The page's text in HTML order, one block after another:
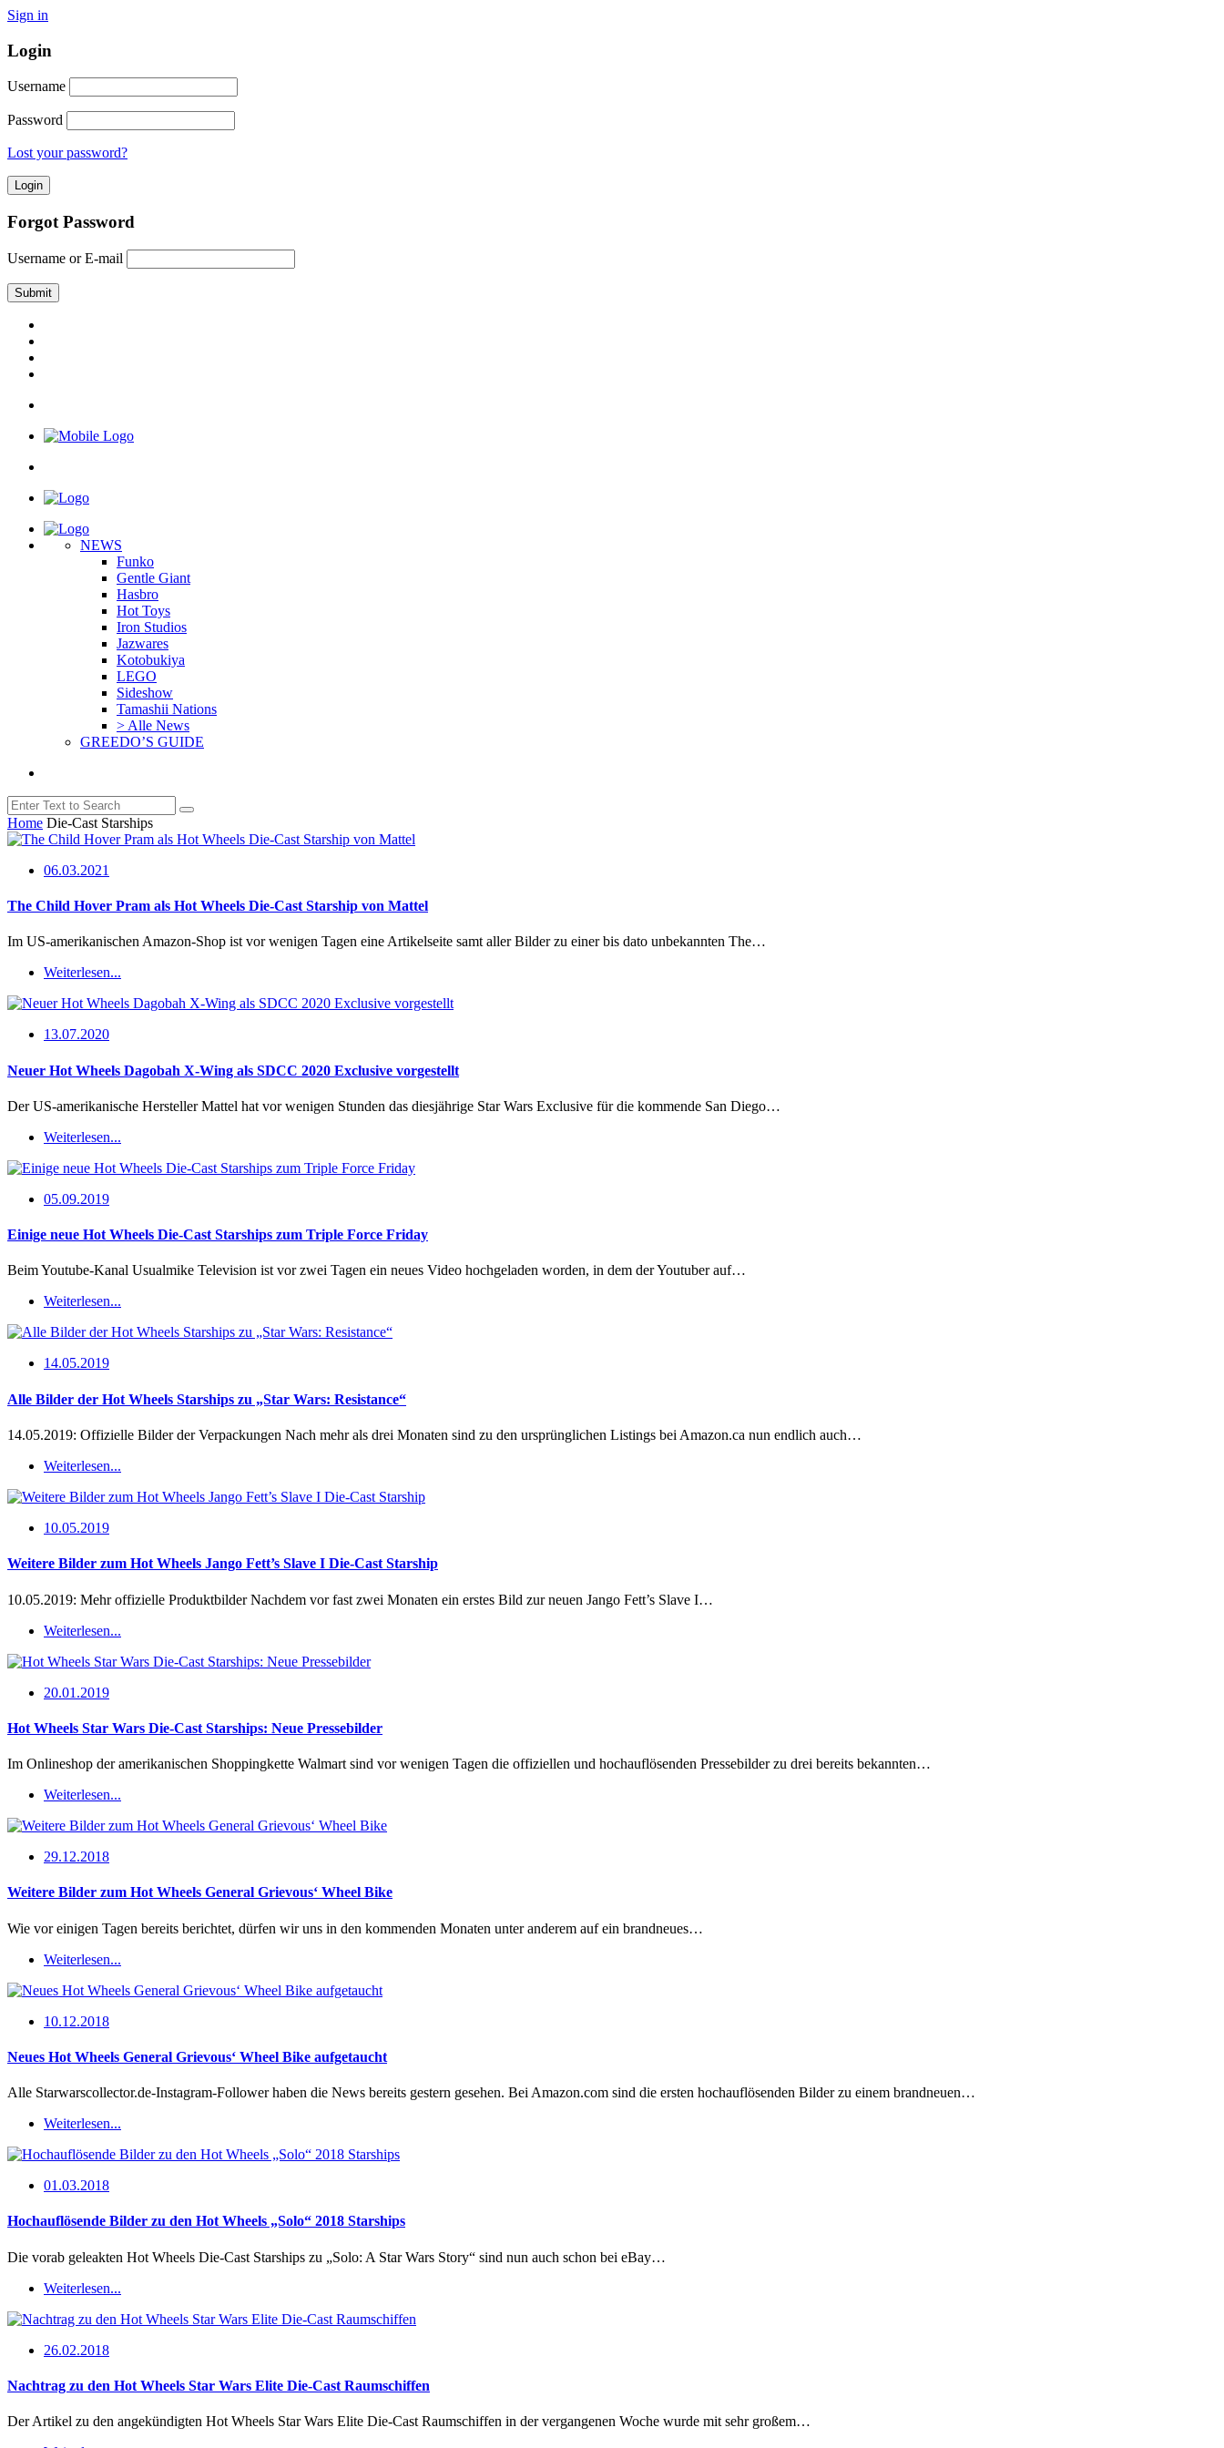
Sign in
Login
Username
Password
Lost your password?
Forgot Password
Username or E-mail
NEWS
Funko
Gentle Giant
Hasbro
Hot Toys
Iron Studios
Jazwares
Kotobukiya
LEGO
Sideshow
Tamashii Nations
> Alle News
GREEDO’S GUIDE
Home Die-Cast Starships
06.03.2021
The Child Hover Pram als Hot Wheels Die-Cast Starship von Mattel
Im US-amerikanischen Amazon-Shop ist vor wenigen Tagen eine Artikelseite samt aller Bilder zu einer bis dato unbekannten The…
Weiterlesen...
13.07.2020
Neuer Hot Wheels Dagobah X-Wing als SDCC 2020 Exclusive vorgestellt
Der US-amerikanische Hersteller Mattel hat vor wenigen Stunden das diesjährige Star Wars Exclusive für die kommende San Diego…
Weiterlesen...
05.09.2019
Einige neue Hot Wheels Die-Cast Starships zum Triple Force Friday
Beim Youtube-Kanal Usualmike Television ist vor zwei Tagen ein neues Video hochgeladen worden, in dem der Youtuber auf…
Weiterlesen...
14.05.2019
Alle Bilder der Hot Wheels Starships zu „Star Wars: Resistance“
14.05.2019: Offizielle Bilder der Verpackungen Nach mehr als drei Monaten sind zu den ursprünglichen Listings bei Amazon.ca nun endlich auch…
Weiterlesen...
10.05.2019
Weitere Bilder zum Hot Wheels Jango Fett’s Slave I Die-Cast Starship
10.05.2019: Mehr offizielle Produktbilder Nachdem vor fast zwei Monaten ein erstes Bild zur neuen Jango Fett’s Slave I…
Weiterlesen...
20.01.2019
Hot Wheels Star Wars Die-Cast Starships: Neue Pressebilder
Im Onlineshop der amerikanischen Shoppingkette Walmart sind vor wenigen Tagen die offiziellen und hochauflösenden Pressebilder zu drei bereits bekannten…
Weiterlesen...
29.12.2018
Weitere Bilder zum Hot Wheels General Grievous‘ Wheel Bike
Wie vor einigen Tagen bereits berichtet, dürfen wir uns in den kommenden Monaten unter anderem auf ein brandneues…
Weiterlesen...
10.12.2018
Neues Hot Wheels General Grievous‘ Wheel Bike aufgetaucht
Alle Starwarscollector.de-Instagram-Follower haben die News bereits gestern gesehen. Bei Amazon.com sind die ersten hochauflösenden Bilder zu einem brandneuen…
Weiterlesen...
01.03.2018
Hochauflösende Bilder zu den Hot Wheels „Solo“ 2018 Starships
Die vorab geleakten Hot Wheels Die-Cast Starships zu „Solo: A Star Wars Story“ sind nun auch schon bei eBay…
Weiterlesen...
26.02.2018
Nachtrag zu den Hot Wheels Star Wars Elite Die-Cast Raumschiffen
Der Artikel zu den angekündigten Hot Wheels Star Wars Elite Die-Cast Raumschiffen in der vergangenen Woche wurde mit sehr großem…